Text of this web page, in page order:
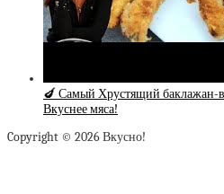
🍆 Самый Хрустящий баклажан-
Вкуснее мяса!
Copyright © 2026 Вкусно!